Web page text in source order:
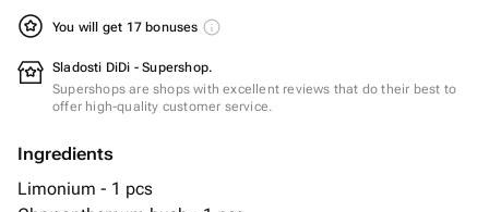
You will get 17 bonuses
Sladosti DiDi - Supershop.
Supershops are shops with excellent reviews that do their best to
offer high-quality customer service.
Ingredients
Limonium - 1 pcs